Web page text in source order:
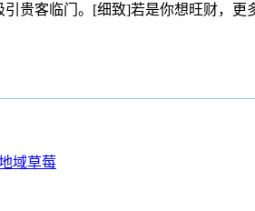
客临门。[细致]若是你想旺财，更
域草莓